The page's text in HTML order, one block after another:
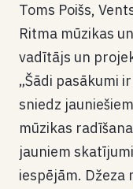
Toms Poišs,
Ritma mūzikas
vadītājs un
„Šādi pasākumi
sniedz
mūzikas
jauniem
iespējām. Džeza